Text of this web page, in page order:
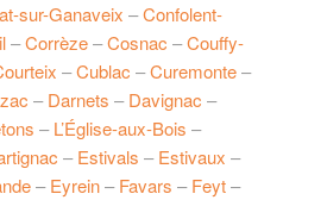
sur-Ganaveix –Confolent-
–Corrèze–Cosnac –Couffy-
–Cublac –Curemonte–
–Darnets –Davignac –
–L’Église-aux-Bois –
–Estivals –Estivaux –
–Eyrein–Favars –Feyt–